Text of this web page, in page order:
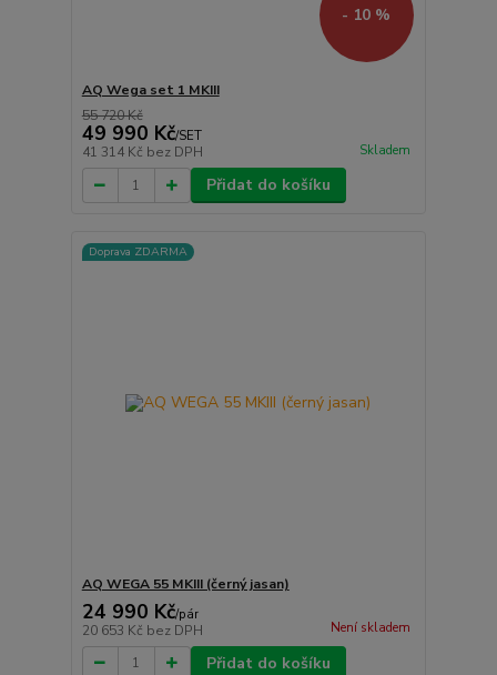
- 10 %
AQ Wega set 1 MKIII
55 720 Kč
49 990 Kč/SET
41 314 Kč bez DPH Skladem
Přidat do košíku
Doprava ZDARMA
AQ WEGA 55 MKIII (černý jasan)
24 990 Kč/pár
20 653 Kč bez DPH Není skladem
Přidat do košíku